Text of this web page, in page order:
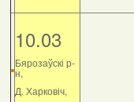
10.03
Бярозаўскі р-
н,
Д. Харковіч,